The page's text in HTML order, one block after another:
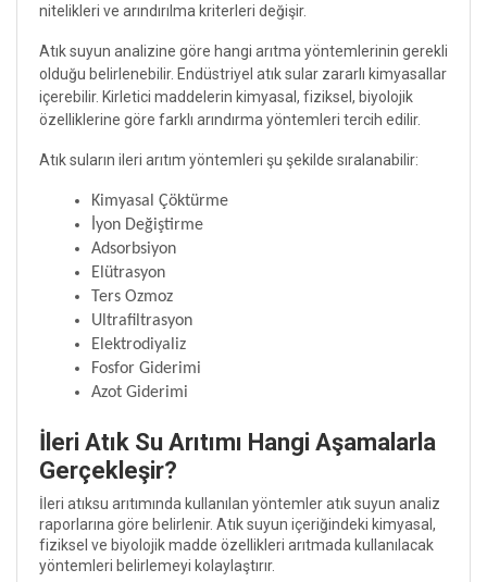
nitelikleri ve arındırılma kriterleri değişir.
Atık suyun analizine göre hangi arıtma yöntemlerinin gerekli
olduğu belirlenebilir. Endüstriyel atık sular zararlı kimyasallar
içerebilir. Kirletici maddelerin kimyasal, fiziksel, biyolojik
özelliklerine göre farklı arındırma yöntemleri tercih edilir.
Atık suların ileri arıtım yöntemleri şu şekilde sıralanabilir:
Kimyasal Çöktürme
İyon Değiştirme
Adsorbsiyon
Elütrasyon
Ters Ozmoz
Ultrafiltrasyon
Elektrodiyaliz
Fosfor Giderimi
Azot Giderimi
İleri Atık Su Arıtımı Hangi Aşamalarla
Gerçekleşir?
İleri atıksu arıtımında kullanılan yöntemler atık suyun analiz
raporlarına göre belirlenir. Atık suyun içeriğindeki kimyasal,
fiziksel ve biyolojik madde özellikleri arıtmada kullanılacak
yöntemleri belirlemeyi kolaylaştırır.